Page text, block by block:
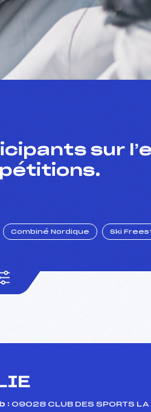
sur
Combiné Nordique Ski
: 09028 CLUB DES SPORTS LA